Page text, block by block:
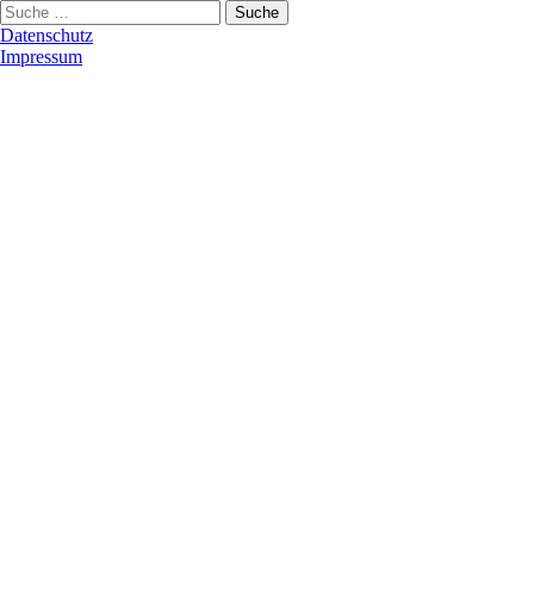
Datenschutz
Impressum